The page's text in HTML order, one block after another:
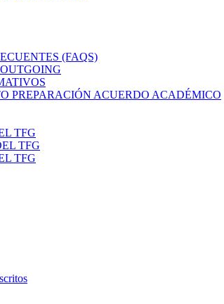
(FAQS)
PREPARACIÓN ACUERDO ACADÉMICO
TFG
TFG
TFG